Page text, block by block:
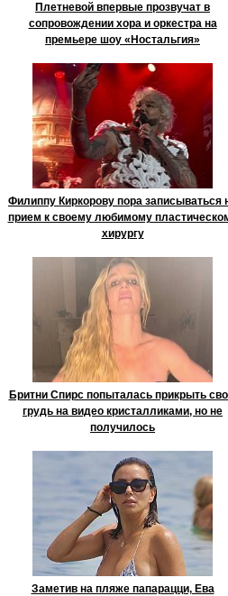
Плетневой впервые прозвучат в
сопровождении хора и оркестра на
премьере шоу «Ностальгия»
Филиппу Киркорову пора записываться
прием к своему любимому
хирургу
Бритни Спирс попыталась прикрыть
грудь на видео кристалликами, но не
получилось
Заметив на пляже папарацци, Ева